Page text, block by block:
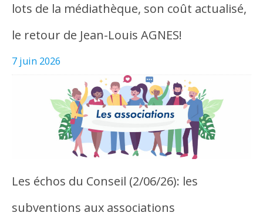
lots de la médiathèque, son coût actualisé,
le retour de Jean-Louis AGNES!
7 juin 2026
Les échos du Conseil (2/06/26): les
subventions aux associations